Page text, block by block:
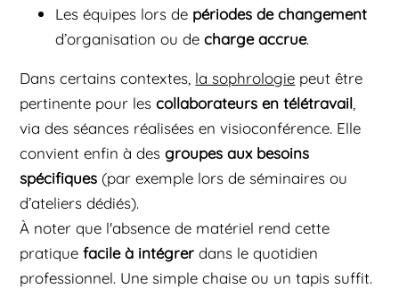
Les équipes lors de périodes de changement
d’organisation ou decharge accrue.
Dans certains contextes, la sophrologie peut être
pertinente pour lescollaborateurs en télétravail
via des séances réalisées en visioconférence. Elle
convient enfin à desgroupes aux besoins
spécifiques (par exemple lors de séminaires ou
d’ateliers dédiés).
À noter que l'absence de matériel rend cette
pratiquefacile à intégrer dans le quotidien
professionnel. Une simple chaise ou un tapis suffit.